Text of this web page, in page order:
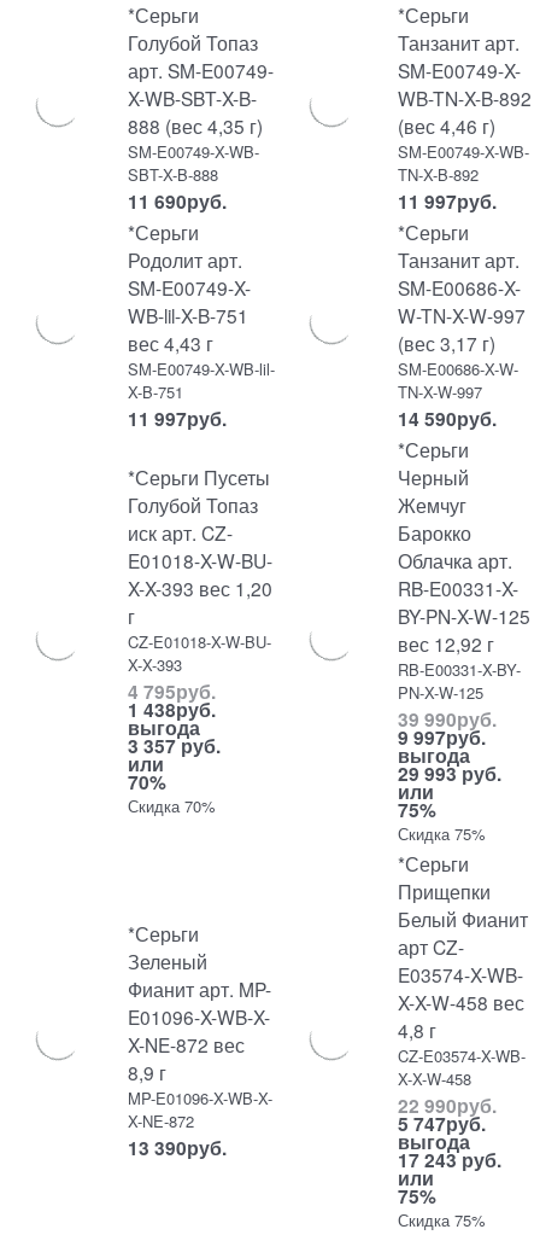
*Серьги
Голубой Топаз
арт. SM-E00749-
X-WB-SBT-X-B-
888 (вес 4,35 г)
SM-E00749-X-WB-
SBT-X-B-888
11 690руб.
*Серьги
Танзанит арт.
SM-E00749-X-
WB-TN-X-B-892
(вес 4,46 г)
SM-E00749-X-WB-
TN-X-B-892
11 997руб.
*Серьги
Родолит арт.
SM-E00749-X-
WB-lil-X-B-751
вес 4,43 г
SM-E00749-X-WB-lil-
X-B-751
11 997руб.
*Серьги
Танзанит арт.
SM-E00686-X-
W-TN-X-W-997
(вес 3,17 г)
SM-E00686-X-W-
TN-X-W-997
14 590руб.
*Серьги Пусеты
Голубой Топаз
иск арт. CZ-
E01018-X-W-BU-
X-X-393 вес 1,20
г
CZ-E01018-X-W-BU-
X-X-393
4 795руб.
1 438руб.
выгода
3 357 руб.
или
70%
Скидка 70%
*Серьги
Черный
Жемчуг
Барокко
Облачка арт.
RB-E00331-X-
BY-PN-X-W-125
вес 12,92 г
RB-E00331-X-BY-
PN-X-W-125
39 990руб.
9 997руб.
выгода
29 993 руб.
или
75%
Скидка 75%
*Серьги
Зеленый
Фианит арт. MP-
E01096-X-WB-X-
X-NE-872 вес
8,9 г
MP-E01096-X-WB-X-
X-NE-872
13 390руб.
*Серьги
Прищепки
Белый Фианит
арт CZ-
E03574-X-WB-
X-X-W-458 вес
4,8 г
CZ-E03574-X-WB-
X-X-W-458
22 990руб.
5 747руб.
выгода
17 243 руб.
или
75%
Скидка 75%